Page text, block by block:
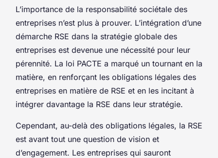
L’importance de la responsabilité sociétale des
entreprises n’est plus à prouver. L’intégration d’une
démarche RSE dans la stratégie globale des
entreprises est devenue une nécessité pour leur
pérennité. La loi PACTE a marqué un tournant en la
matière, en renforçant les obligations légales des
entreprises en matière de RSE et en les incitant à
intégrer davantage la RSE dans leur stratégie.
Cependant, au-delà des obligations légales, la RSE
est avant tout une question de vision et
d’engagement. Les entreprises qui sauront